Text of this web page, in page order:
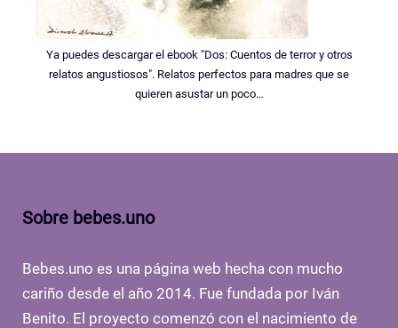
Ya puedes descargar el ebook "Dos: Cuentos de terror y otros
relatos angustiosos". Relatos perfectos para madres que se
quieren asustar un poco…
Sobre bebes.uno
Bebes.uno es una página web hecha con mucho
cariño desde el año 2014. Fue fundada por Iván
Benito. El proyecto comenzó con el nacimiento de